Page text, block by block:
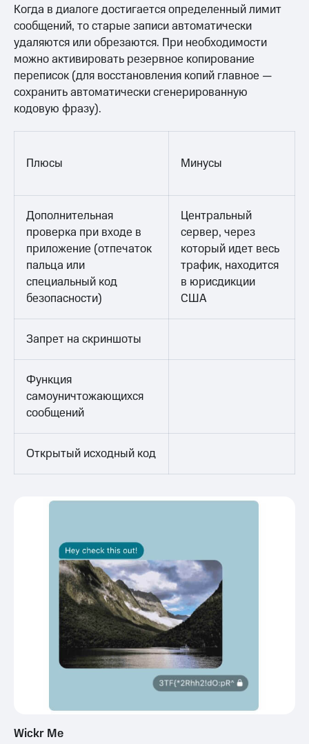
Когда в диалоге достигается определенный лимит
сообщений, то старые записи автоматически
удаляются или обрезаются. При необходимости
можно активировать резервное копирование
переписок (для восстановления копий главное —
сохранить автоматически сгенерированную
кодовую фразу).
Плюсы Минусы
Дополнительная
проверка при входе в
приложение (отпечаток
пальца или
специальный код
безопасности)
Центральный
сервер, через
который идет весь
трафик, находится
в юрисдикции
США
Запрет на скриншоты
Функция
самоуничтожающихся
сообщений
Открытый исходный код
Wickr Me